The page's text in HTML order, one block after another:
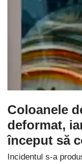
Coloanele
deformat,
început să
Incidentul s-a